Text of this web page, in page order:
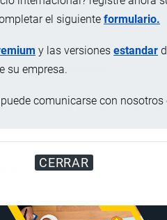
el siguiente formulario.
y las versiones estandar
su empresa.
comunicarse con nosotros
CERRAR
domésticos).
Descripción
en una taza de té caben